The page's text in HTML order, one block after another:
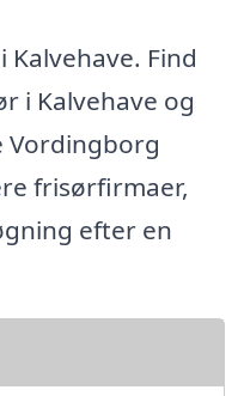
Find
i Kalvehave og
Vordingborg
frisørfirmaer,
efter en